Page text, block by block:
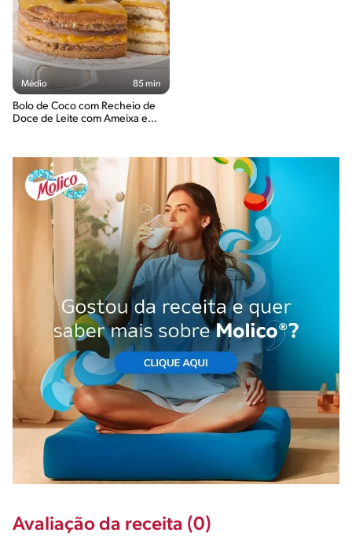
Médio 85 min
Bolo de Coco com Recheio de
Doce de Leite com Ameixa e
Avaliação da receita (0)